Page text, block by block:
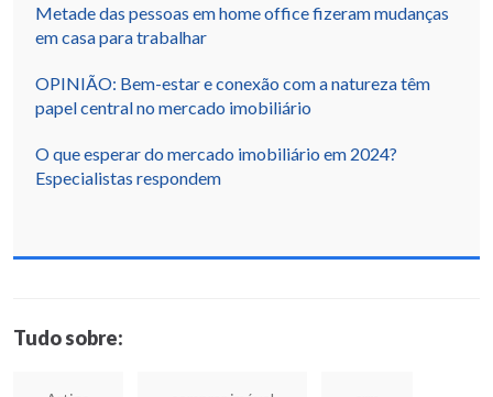
Metade das pessoas em home office fizeram mudanças
em casa para trabalhar
OPINIÃO: Bem-estar e conexão com a natureza têm
papel central no mercado imobiliário
O que esperar do mercado imobiliário em 2024?
Especialistas respondem
Tudo sobre: